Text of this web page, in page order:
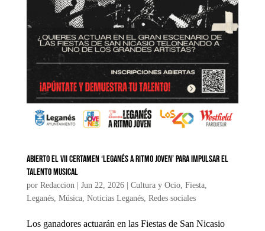
Abierto el VII Certamen ‘Leganés a Ritmo Joven’ para impulsar el
talento musical
por Redaccion| Jun 22, 2026| Cultura y Ocio, Fiesta,
Leganés, Música, Noticias Leganés, Redes sociales
Los ganadores actuarán en las Fiestas de San Nicasio